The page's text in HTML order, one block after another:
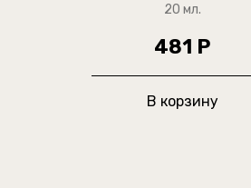
20 мл.
481 Р
В корзину